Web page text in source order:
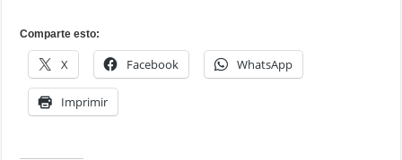
Comparte esto:
X Facebook WhatsApp
Imprimir